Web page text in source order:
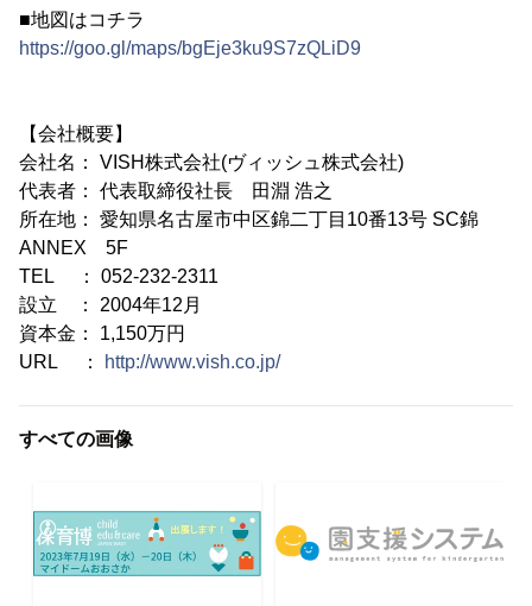
■地図はコチラ
https://goo.gl/maps/bgEje3ku9S7zQLiD9
【会社概要】
会社名： VISH株式会社(ヴィッシュ株式会社)
代表者： 代表取締役社長 田淵 浩之
所在地： 愛知県名古屋市中区錦二丁目10番13号 SC錦
ANNEX 5F
TEL ： 052-232-2311
設立 ： 2004年12月
資本金： 1,150万円
URL ：
http://www.vish.co.jp/
すべての画像